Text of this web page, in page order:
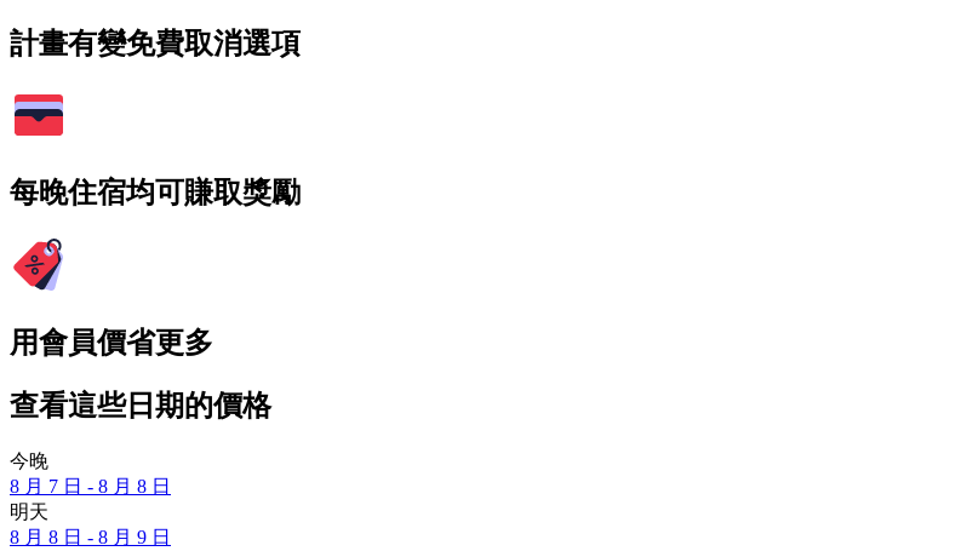
計畫有變免費取消選項
每晚住宿均可賺取獎勵
用會員價省更多
查看這些日期的價格
今晚
8 月 7 日 - 8 月 8 日
明天
8 月 8 日 - 8 月 9 日